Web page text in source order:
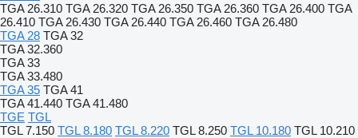
TGA 26.310 TGA 26.320 TGA 26.350 TGA 26.360 TGA 26.400 TGA
26.410 TGA 26.430 TGA 26.440 TGA 26.460 TGA 26.480
TGA 28 TGA 32
TGA 32.360
TGA 33
TGA 33.480
TGA 35 TGA 41
TGA 41.440 TGA 41.480
TGE TGL
TGL 7.150 TGL 8.180 TGL 8.220 TGL 8.250 TGL 10.180 TGL 10.210